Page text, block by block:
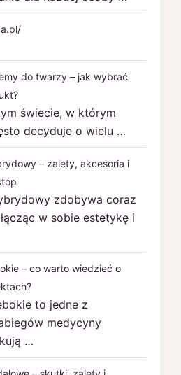
do twarzy – jak wybrać
świecie, w którym
decyduje o wielu …
– zalety, akcesoria i
zdobywa coraz
w sobie estetykę i
– co warto wiedzieć o
to jedne z
medycyny
…